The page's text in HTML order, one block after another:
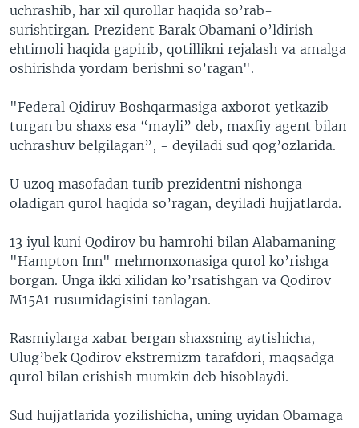
uchrashib, har xil qurollar haqida so’rab-
surishtirgan. Prezident Barak Obamani o’ldirish
ehtimoli haqida gapirib, qotillikni rejalash va amalga
oshirishda yordam berishni so’ragan".
"Federal Qidiruv Boshqarmasiga axborot yetkazib
turgan bu shaxs esa “mayli” deb, maxfiy agent bilan
uchrashuv belgilagan”, - deyiladi sud qog’ozlarida.
U uzoq masofadan turib prezidentni nishonga
oladigan qurol haqida so’ragan, deyiladi hujjatlarda.
13 iyul kuni Qodirov bu hamrohi bilan Alabamaning
"Hampton Inn" mehmonxonasiga qurol ko’rishga
borgan. Unga ikki xilidan ko’rsatishgan va Qodirov
M15A1 rusumidagisini tanlagan.
Rasmiylarga xabar bergan shaxsning aytishicha,
Ulug’bek Qodirov ekstremizm tarafdori, maqsadga
qurol bilan erishish mumkin deb hisoblaydi.
Sud hujjatlarida yozilishicha, uning uyidan Obamaga